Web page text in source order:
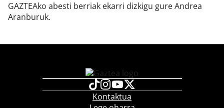
GAZTEAko abesti berriak ekarri dizkigu gure Andrea
Aranburuk.
Kontaktua